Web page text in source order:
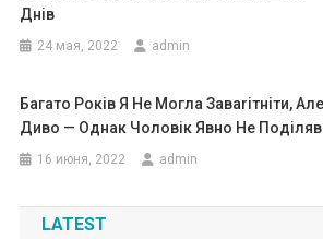
Днів
24 мая, 2022 admin
Багато Років Я Не Могла Заваrітніти,
Диво — Однак Чоловік Явно Не Поділяв
16 июня, 2022 admin
LATEST